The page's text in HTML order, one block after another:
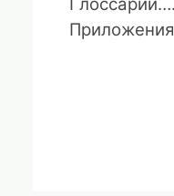
Приложения